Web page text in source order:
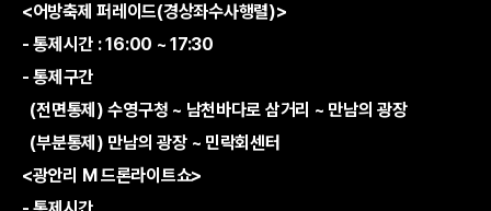
<어방축제 퍼레이드(경상좌수사행렬)>
- 통제시간 : 16:00 ~ 17:30
- 통제구간
(전면통제) 수영구청 ~ 남천바다로 삼거리 ~ 만남의 광장
(부분통제) 만남의 광장 ~ 민락회센터
<광안리 M 드론라이트쇼>